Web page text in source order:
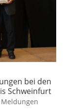
bei den
Schweinfurt